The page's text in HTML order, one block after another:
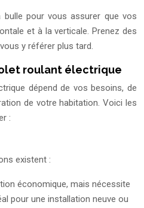
bulle pour vous assurer que vos
et à la verticale. Prenez des
y référer plus tard.
roulant électrique
dépend de vos besoins, de
de votre habitation. Voici les
:
existent :
économique, mais nécessite
pour une installation neuve ou